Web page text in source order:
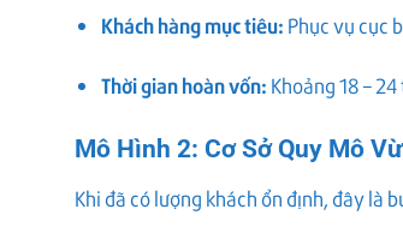
Khách hàng mục tiêu: Phục vụ cục
Thời gian hoàn vốn: Khoảng 18 –
Mô Hình 2: Cơ Sở Quy Mô
Khi đã có lượng khách ổn định, đây là